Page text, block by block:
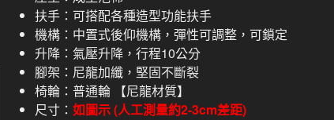
扶手：可搭配各種造型功能扶手
機構：中置式後仰機構，彈性可調整，可鎖定
升降：氣壓升降，行程10公分
腳架：尼龍加纖，堅固不斷裂
椅輪：普通輪 【尼龍材質】
尺寸：如圖示 (人工測量約2-3cm差距)